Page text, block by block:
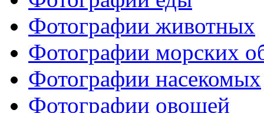
Фотографии животных
Фотографии морских
Фотографии насекомых
Фотографии овощей